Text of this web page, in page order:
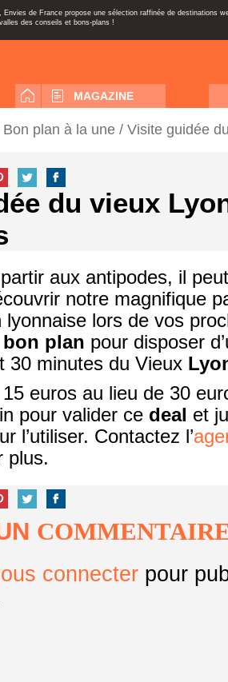
Envies de France propose une sélection raffinée de destinations
des conseils et bons-plans !
MAGAZINE
Bon plan à la une / Visite guidée
du vieux
aux antipodes, il
notre magnifique
lyonnaise lors de vos
bon plan pour disposer
30 minutes du Vieux
euros au lieu de 30
pour valider ce deal et
l’utiliser. Contactez l’
plus.
connecter pour